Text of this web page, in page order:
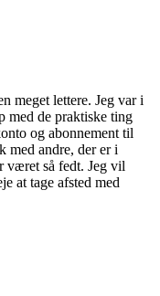
meget lettere. Jeg var i
med de praktiske ting
og abonnement til
med andre, der er i
været så fedt. Jeg vil
at tage afsted med